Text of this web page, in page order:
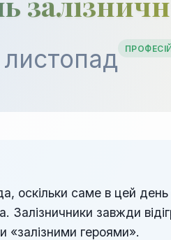
оскільки саме в цей
завжди
«залізними героями».